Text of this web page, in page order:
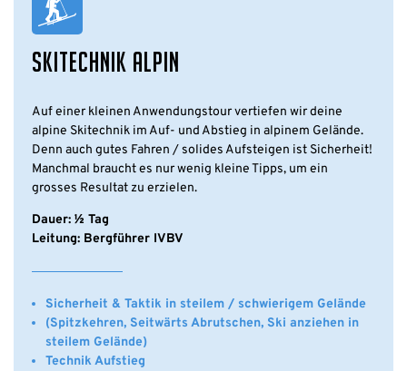
SKITECHNIK ALPIN
Auf einer kleinen Anwendungstour vertiefen wir deine
alpine Skitechnik im Auf- und Abstieg in alpinem Gelände.
Denn auch gutes Fahren / solides Aufsteigen ist Sicherheit!
Manchmal braucht es nur wenig kleine Tipps, um ein
grosses Resultat zu erzielen.
Dauer: ½ Tag
Leitung: Bergführer IVBV
Sicherheit & Taktik in steilem / schwierigem Gelände
(Spitzkehren, Seitwärts Abrutschen, Ski anziehen in
steilem Gelände)
Technik Aufstieg